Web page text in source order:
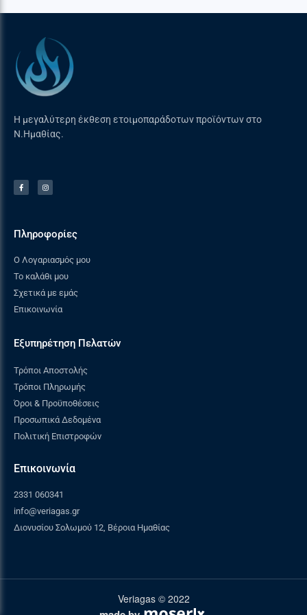
Η μεγαλύτερη έκθεση ετοιμοπαράδοτων προϊόντων στο
Ν.Ημαθίας.
Πληροφορίες
Ο Λογαριασμός μου
Το καλάθι μου
Σχετικά με εμάς
Επικοινωνία
Εξυπηρέτηση Πελατών
Τρόποι Αποστολής
Τρόποι Πληρωμής
Όροι & Προϋποθέσεις
Προσωπικά Δεδομένα
Πολιτική Επιστροφών
Επικοινωνία
2331 060341
info@veriagas.gr
Διονυσίου Σολωμού 12, Βέροια Ημαθίας
Veriagas © 2022